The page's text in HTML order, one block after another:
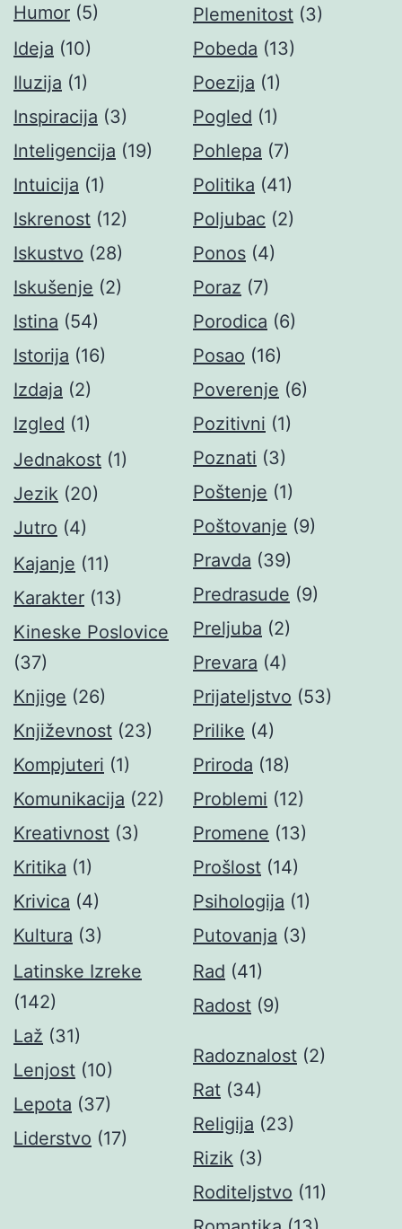
Humor (5)
Ideja (10)
Iluzija (1)
Inspiracija (3)
Inteligencija (19)
Intuicija (1)
Iskrenost (12)
Iskustvo (28)
Iskušenje (2)
Istina (54)
Istorija (16)
Izdaja (2)
Izgled (1)
Jednakost (1)
Jezik (20)
Jutro (4)
Kajanje (11)
Karakter (13)
Kineske Poslovice
(37)
Knjige (26)
Književnost (23)
Kompjuteri (1)
Komunikacija (22)
Kreativnost (3)
Kritika (1)
Krivica (4)
Kultura (3)
Latinske Izreke
(142)
Laž (31)
Lenjost (10)
Lepota (37)
Liderstvo (17)
Plemenitost (3)
Pobeda (13)
Poezija (1)
Pogled (1)
Pohlepa (7)
Politika (41)
Poljubac (2)
Ponos (4)
Poraz (7)
Porodica (6)
Posao (16)
Poverenje (6)
Pozitivni (1)
Poznati (3)
Poštenje (1)
Poštovanje (9)
Pravda (39)
Predrasude (9)
Preljuba (2)
Prevara (4)
Prijateljstvo (53)
Prilike (4)
Priroda (18)
Problemi (12)
Promene (13)
Prošlost (14)
Psihologija (1)
Putovanja (3)
Rad (41)
Radost (9)
Radoznalost (2)
Rat (34)
Religija (23)
Rizik (3)
Roditeljstvo (11)